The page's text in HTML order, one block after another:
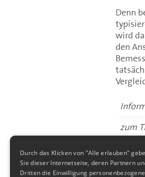
Denn
wird
den
zum
(aus:
Durch das Klicken von "Alle erlauben"
Sie dieser Internetseite, deren Partnern
Dritten die Einwilligung personenbezogene